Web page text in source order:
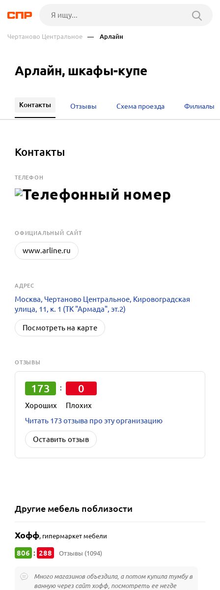
Чертаново Центральное — Арлайн
Арлайн, шкафы-купе
Контакты Отзывы Схема проезда Филиалы
Контакты
ТЕЛЕФОН
OФИЦИАЛЬНЫЙ САЙТ
www.arline.ru
АДРЕС
Москва, Чертаново Центральное, Кировоградская
улица, 11, к. 1 (ТК "Армада", эт.2)
Посмотреть на карте
ОТЗЫВЫ
173
Хороших
: 0
Плохих
Читать 173 отзыва про эту организацию
Оставить отзыв
Другие мебель поблизости
Хофф, гипермаркет мебели
806 : 288 Отзывы (1094)
Много магазинов объездила, а потом купила тумбу в
ванную через сайт хофф, посмотреть ее негде